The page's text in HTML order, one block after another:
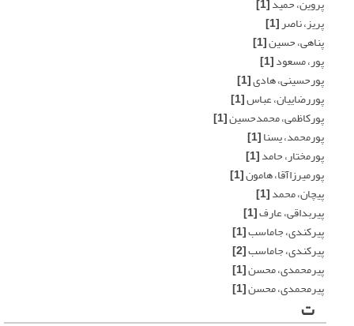
پروین، حمید[1]
پریز، ناصر[1]
پناهی، حسین[1]
پور، مسعود[1]
پورحسینی، هادی[1]
پوررضاییان، عباس[1]
پورکاظمی، محمدحسین[1]
پورمحمد، یسنا[1]
پورمختار، حامد[1]
پورمیرزاآقا، هامون[1]
پیچان، محمد[1]
پیربداقی، عارف[1]
پیرکندی، جاماسب[1]
پیرکندی، جاماسب[2]
پیرمحمدی، محسن[1]
پیرمحمدی، محسن[1]
ت